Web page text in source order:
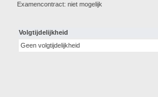
Examencontract: niet mogelijk
Volgtijdelijkheid
Geen volgtijdelijkheid